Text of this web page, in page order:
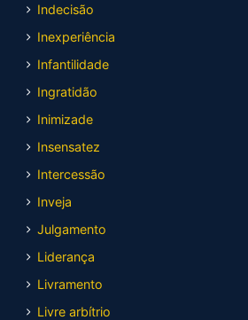
Indecisão
Inexperiência
Infantilidade
Ingratidão
Inimizade
Insensatez
Intercessão
Inveja
Julgamento
Liderança
Livramento
Livre arbítrio